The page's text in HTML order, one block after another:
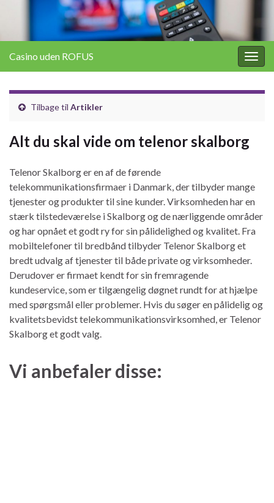
Casino uden ROFUS
Tilbage til Artikler
Alt du skal vide om telenor skalborg
Telenor Skalborg er en af de førende
telekommunikationsfirmaer i Danmark, der tilbyder mange
tjenester og produkter til sine kunder. Virksomheden har en
stærk tilstedeværelse i Skalborg og de nærliggende områder
og har opnået et godt ry for sin pålidelighed og kvalitet. Fra
mobiltelefoner til bredbånd tilbyder Telenor Skalborg et
bredt udvalg af tjenester til både private og virksomheder.
Derudover er firmaet kendt for sin fremragende
kundeservice, som er tilgængelig døgnet rundt for at hjælpe
med spørgsmål eller problemer. Hvis du søger en pålidelig og
kvalitetsbevidst telekommunikationsvirksomhed, er Telenor
Skalborg et godt valg.
Vi anbefaler disse: